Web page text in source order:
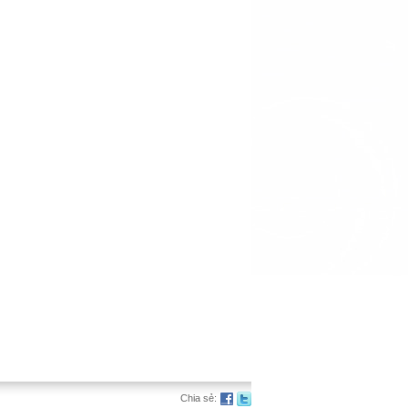
Chia sẻ: